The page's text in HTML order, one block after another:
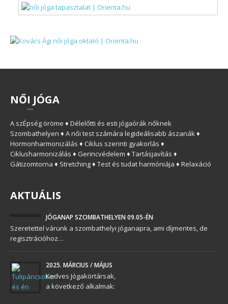
NŐI JÓGA
A szÉpség öröme ♦ Délelőtti és esti jógaórák nőknek
Szombathelyen ♦ A női test számára legideálisabb ászanák ♦
Hormonharmonizálás ♦ Ciklus szerinti gyakorlás ♦
Ciklusharmonizálás ♦ Gerincvédelem ♦ Tartásjavítás ♦
Gátizomtorna ♦ Stretching ♦ Test és tudat harmóniája ♦ Relaxáció
AKTUÁLIS
JÓGANAP SZOMBATHELYEN 09.05-ÉN
Szeretettel várunk a szombathelyi jóganapra, ami díjmentes, de
regisztrációhoz…
2025. MÁRCIUS / MÁJUS
Kedves Jógakörtársak,
a következő alkalmak: